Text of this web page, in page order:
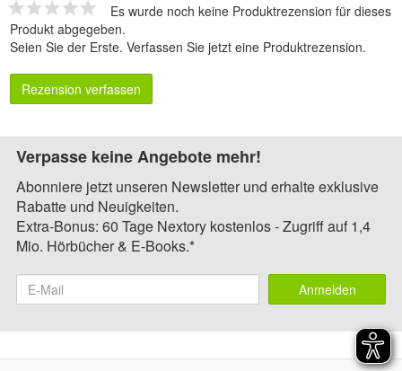
Es wurde noch keine Produktrezension für dieses
Produkt abgegeben.
Seien Sie der Erste. Verfassen Sie jetzt eine Produktrezension.
Rezension verfassen
Verpasse keine Angebote mehr!
Abonniere jetzt unseren Newsletter und erhalte exklusive
Rabatte und Neuigkeiten.
Extra-Bonus: 60 Tage Nextory kostenlos - Zugriff auf 1,4
Mio. Hörbücher & E-Books.*
Anmelden